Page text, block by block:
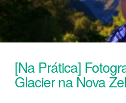
[Na Prática]
Glacier na Nova